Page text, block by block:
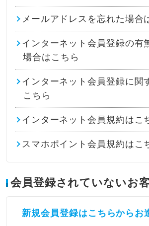
メールアドレスを忘れた場合
インターネット会員登録の有
場合はこちら
インターネット会員登録に関
こちら
インターネット会員規約はこ
スマホポイント会員規約はこ
会員登録されていないお
新規会員登録はこちらからお